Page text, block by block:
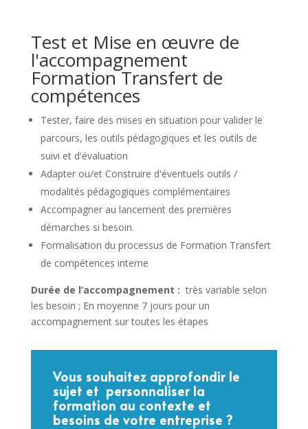
Vous souhaitez approfondir le
sujet et personnaliser la
formation au contexte et
besoins de votre entreprise ?
Test et Mise en œuvre de
l'accompagnement
Formation Transfert de
compétences
Tester, faire des mises en situation pour valider le
parcours, les outils pédagogiques et les outils de
suivi et d'évaluation
Adapter ou/et Construire d'éventuels outils /
modalités pédagogiques complémentaires
Accompagner au lancement des premières
démarches si besoin.
Formalisation du processus de Formation Transfert
de compétences interne
Durée de l’accompagnement : très variable selon
les besoin ; En moyenne 7 jours pour un
accompagnement sur toutes les étapes